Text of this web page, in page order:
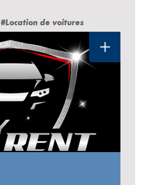
#Location de voitures